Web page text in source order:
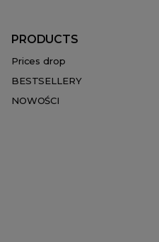
PRODUCTS
Prices drop
BESTSELLERY
NOWOŚCI